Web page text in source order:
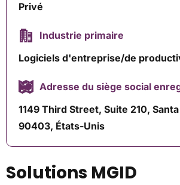
Privé
Industrie primaire
Logiciels d'entreprise/de
Adresse du siège social
1149 Third Street, Suite 210,
90403, États-Unis
Solutions MGID